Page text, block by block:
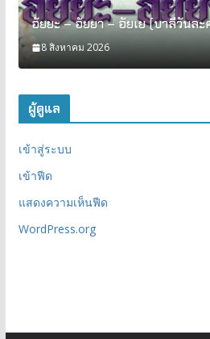
อัยยะ – อัยยา – อัยเย (บาลีวันละ
8 สิงหาคม 2026
ผู้ดูแล
เข้าสู่ระบบ
เข้าฟีด
แสดงความเห็นฟีด
WordPress.org